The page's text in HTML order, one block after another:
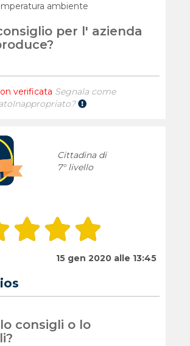
ambiente
per l' azienda
verificata Segnala come
Inappropriato?
Cittadina di
7° livello
15 gen 2020 alle 13:45
consigli o lo